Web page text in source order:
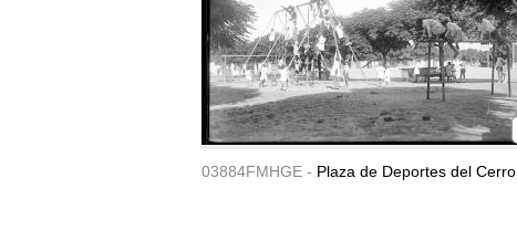
03884FMHGE - Plaza de Deportes del Cerro.